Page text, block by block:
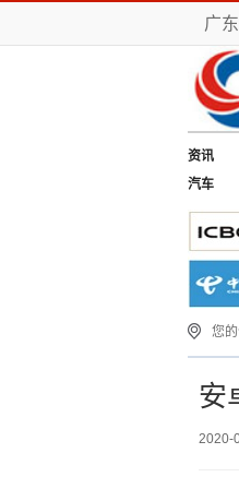
广
资讯
汽车
您的
安
2020-